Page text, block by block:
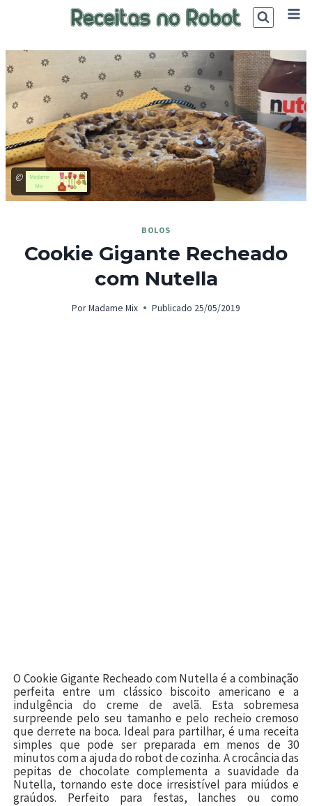
©
BOLOS
Cookie Gigante Recheado
com Nutella
Por Madame Mix Publicado 25/05/2019
O Cookie Gigante Recheado com Nutella é a combinação
perfeita entre um clássico biscoito americano e a
indulgência do creme de avelã. Esta sobremesa
surpreende pelo seu tamanho e pelo recheio cremoso
que derrete na boca. Ideal para partilhar, é uma receita
simples que pode ser preparada em menos de 30
minutos com a ajuda do robot de cozinha. A crocância das
pepitas de chocolate complementa a suavidade da
Nutella, tornando este doce irresistível para miúdos e
graúdos. Perfeito para festas, lanches ou como